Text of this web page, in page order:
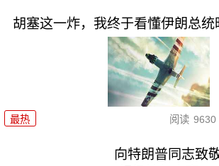
胡塞这一炸，我终于看懂伊朗总统
最热 阅读 9630
向特朗普同志致